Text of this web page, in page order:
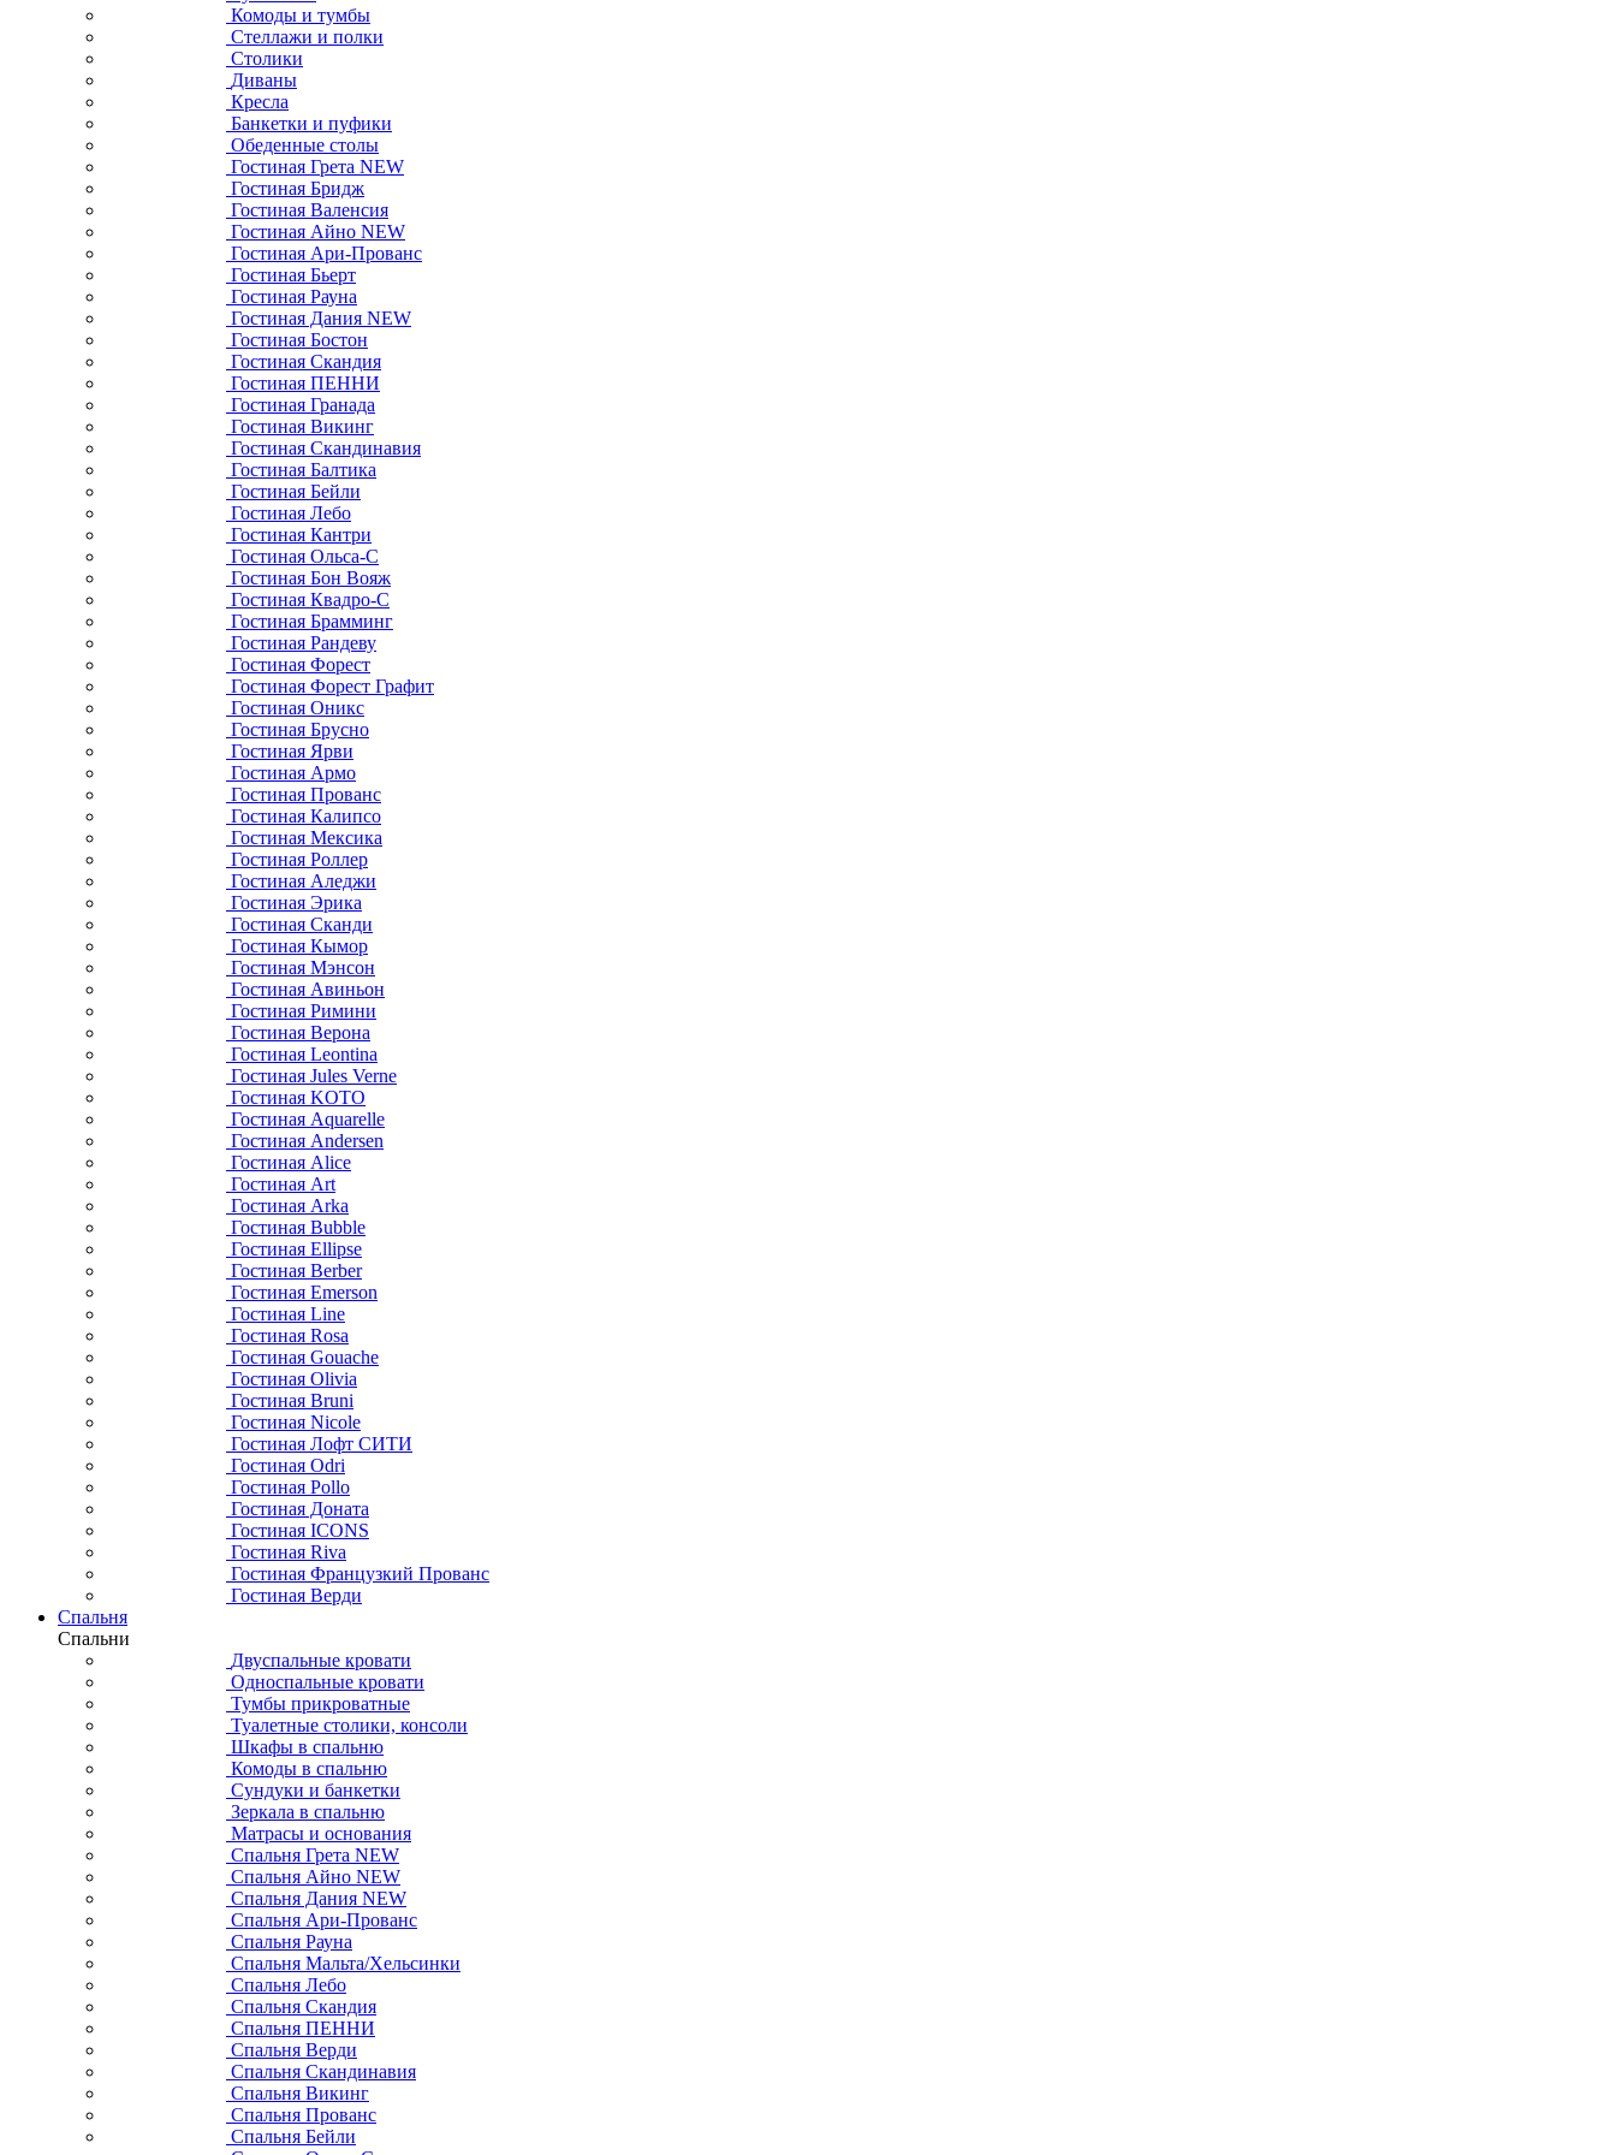
Комоды и тумбы
Стеллажи и полки
Столики
Диваны
Кресла
Банкетки и пуфики
Обеденные столы
Гостиная Грета NEW
Гостиная Бридж
Гостиная Валенсия
Гостиная Айно NEW
Гостиная Ари-Прованс
Гостиная Бьерт
Гостиная Рауна
Гостиная Дания NEW
Гостиная Бостон
Гостиная Скандия
Гостиная ПЕННИ
Гостиная Гранада
Гостиная Викинг
Гостиная Скандинавия
Гостиная Балтика
Гостиная Бейли
Гостиная Лебо
Гостиная Кантри
Гостиная Ольса-С
Гостиная Бон Вояж
Гостиная Квадро-С
Гостиная Брамминг
Гостиная Рандеву
Гостиная Форест
Гостиная Форест Графит
Гостиная Оникс
Гостиная Брусно
Гостиная Ярви
Гостиная Армо
Гостиная Прованс
Гостиная Калипсо
Гостиная Мексика
Гостиная Роллер
Гостиная Аледжи
Гостиная Эрика
Гостиная Сканди
Гостиная Кымор
Гостиная Мэнсон
Гостиная Авиньон
Гостиная Римини
Гостиная Верона
Гостиная Leontina
Гостиная Jules Verne
Гостиная KOTO
Гостиная Aquarelle
Гостиная Andersen
Гостиная Alice
Гостиная Art
Гостиная Arka
Гостиная Bubble
Гостиная Ellipse
Гостиная Berber
Гостиная Emerson
Гостиная Line
Гостиная Rosa
Гостиная Gouache
Гостиная Olivia
Гостиная Bruni
Гостиная Nicole
Гостиная Лофт СИТИ
Гостиная Odri
Гостиная Pollo
Гостиная Доната
Гостиная ICONS
Гостиная Riva
Гостиная Французкий Прованс
Гостиная Верди
Спальня
Спальни
Двуспальные кровати
Односпальные кровати
Тумбы прикроватные
Туалетные столики, консоли
Шкафы в спальню
Комоды в спальню
Сундуки и банкетки
Зеркала в спальню
Матрасы и основания
Спальня Грета NEW
Спальня Айно NEW
Спальня Дания NEW
Спальня Ари-Прованс
Спальня Рауна
Спальня Мальта/Хельсинки
Спальня Лебо
Спальня Скандия
Спальня ПЕННИ
Спальня Верди
Спальня Скандинавия
Спальня Викинг
Спальня Прованс
Спальня Бейли